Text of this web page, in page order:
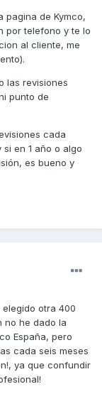
pagina de Kymco,
por telefono y te lo
al cliente, me
las revisiones
punto de
cada
en 1 año o algo
es bueno y
elegido otra 400
no he dado la
España, pero
cada seis meses
ya que confundir